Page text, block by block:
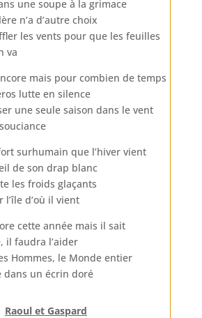
une soupe à la grimace
n’a d’autre choix
les vents pour que les feuilles
va
mais pour combien de temps
lutte en silence
une seule saison dans le vent
surhumain que l’hiver vient
de son drap blanc
les froids glaçants
l’île d’où il vient
cette année mais il sait
il faudra l’aider
Hommes, le Monde entier
dans un écrin doré
Raoul et Gaspard